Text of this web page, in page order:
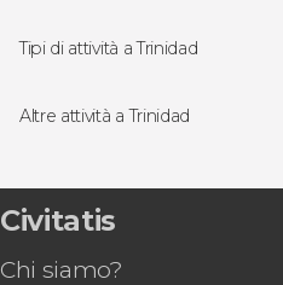
Tipi di attività a Trinidad
Escursioni di un giorno
Altre attività a Trinidad
Birdwatching a Gran
Escursione a San Ignacio
Festival di Ichapekene di
Civitatis
Chi siamo?